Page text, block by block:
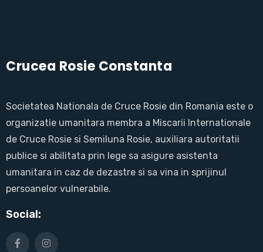
Crucea Rosie Constanta
Societatea Nationala de Cruce Rosie din Romania este o
organizatie umanitara membra a Miscarii Internationale
de Cruce Rosie si Semiluna Rosie, auxiliara autoritatii
publice si abilitata prin lege sa asigure asistenta
umanitara in caz de dezastre si sa vina in sprijinul
persoanelor vulnerabile.
Social: